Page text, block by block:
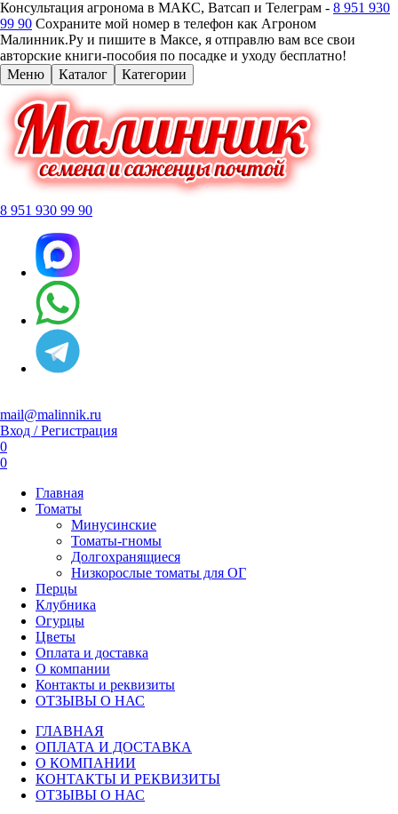
Консультация агронома в МАКС, Ватсап и Телеграм - 8 951 930
99 90 Сохраните мой номер в телефон как Агроном
Малинник.Ру и пишите в Максе, я отправлю вам все свои
авторские книги-пособия по посадке и уходу бесплатно!
Меню
Каталог Категории
8 951 930 99 90
mail@malinnik.ru
Вход / Регистрация
0
0
Главная
Томаты
Минусинские
Томаты-гномы
Долгохранящиеся
Низкорослые томаты для ОГ
Перцы
Клубника
Огурцы
Цветы
Оплата и доставка
О компании
Контакты и реквизиты
ОТЗЫВЫ О НАС
ГЛАВНАЯ
ОПЛАТА И ДОСТАВКА
О КОМПАНИИ
КОНТАКТЫ И РЕКВИЗИТЫ
ОТЗЫВЫ О НАС